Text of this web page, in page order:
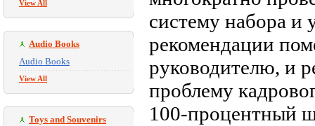
View All
Audio Books
Audio Books
View All
Toys and Souvenirs
систему набора и
рекомендации
руководителю, и
проблему
100-процентный